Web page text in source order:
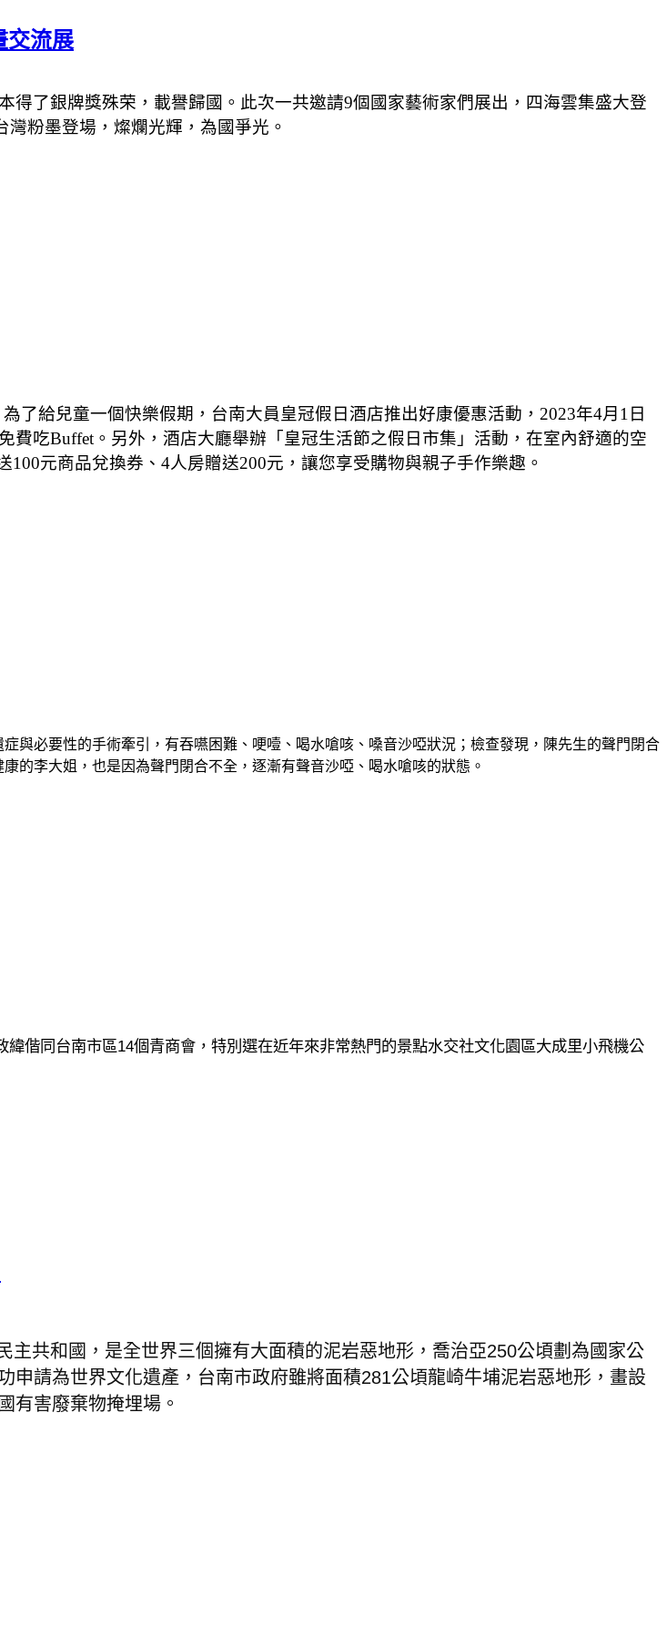
交流展
得了銀牌獎殊荣，載譽歸國。此次一共邀請9個國家藝術家們展出，四海雲集盛大登
粉墨登場，燦爛光輝，為國爭光。
了給兒童一個快樂假期，台南大員皇冠假日酒店推出好康優惠活動， 2023年4月 1 日
免費吃Buffet 。另外，酒店大廳舉辦「皇冠生活節之假日市集」活動，在室內舒適的空
100元商品兌換券、 4人房贈送200元，讓您享受購物與親子手作樂趣。
與必要性的手術牽引，有吞嚥困難、哽噎、喝水嗆咳、嗓音沙啞狀況；檢查發現，陳先生的聲門閉合
康的李大姐，也是因為聲門閉合不全，逐漸有聲音沙啞、喝水嗆咳的狀態。
緯偕同台南市區14個青商會，特別選在近年來非常熱門的景點水交社文化園區大成里小飛機公
主共和國，是全世界三個擁有大面積的泥岩惡地形，喬治亞250公頃劃為國家公
申請為世界文化遺產，台南市政府雖將面積281公頃龍崎牛埔泥岩惡地形，畫設
有害廢棄物掩埋場。